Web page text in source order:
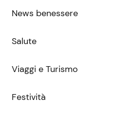
News benessere
Salute
Viaggi e Turismo
Festività